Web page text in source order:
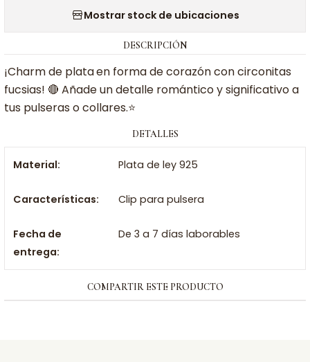
Mostrar stock de ubicaciones
DESCRIPCIÓN
¡Charm de plataen forma de corazón con circonitas
fucsias! 🔴​ Añade un detalle romántico y significativo a
tus pulseras o collares.⭐​
DETALLES
Material: Plata de ley 925
Características: Clip para pulsera
Fecha de
entrega:
De 3 a 7 días laborables
COMPARTIR ESTE PRODUCTO